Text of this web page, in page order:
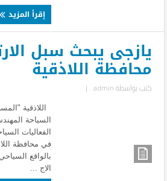
إقرأ المزيد
يازجى يبحث سبل
محافظة اللاذقية
كتب بواسطةadmin
|
اللاذقية
السياحة
الفعاليات
في محافظة
بالواقع
الاج ...